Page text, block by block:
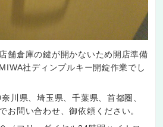
舗倉庫の鍵が開かないため開店準備
社ディンプルキー開錠作業でし
川県、埼玉県、千葉県、首都圏、
お問い合わせ、御依頼ください。